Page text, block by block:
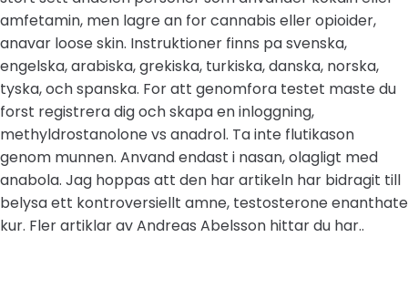
amfetamin, men lagre an for cannabis eller opioider,
anavar loose skin. Instruktioner finns pa svenska,
engelska, arabiska, grekiska, turkiska, danska, norska,
tyska, och spanska. For att genomfora testet maste du
forst registrera dig och skapa en inloggning,
methyldrostanolone vs anadrol. Ta inte flutikason
genom munnen. Anvand endast i nasan, olagligt med
anabola. Jag hoppas att den har artikeln har bidragit till
belysa ett kontroversiellt amne, testosterone enanthate
kur. Fler artiklar av Andreas Abelsson hittar du har..